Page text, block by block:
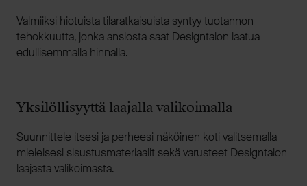
Valmiiksi hiotuista tilaratkaisuista syntyy tuotannon
tehokkuutta, jonka ansiosta saat Designtalon laatua
edullisemmalla hinnalla.
Yksilöllisyyttä laajalla valikoimalla
Suunnittele itsesi ja perheesi näköinen koti valitsemalla
mieleisesi sisustusmateriaalit sekä varusteet Designtalon
laajasta valikoimasta.